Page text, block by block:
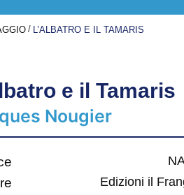
/ L’ALBATRO E IL TAMARIS
e il Tamaris
Nougier
Edizioni il